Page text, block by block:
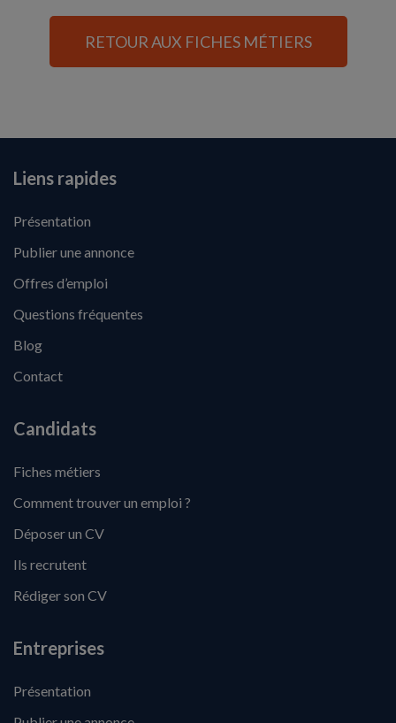
RETOUR AUX FICHES MÉTIERS
Liens rapides
Présentation
Publier une annonce
Offres d’emploi
Questions fréquentes
Blog
Contact
Candidats
Fiches métiers
Comment trouver un emploi ?
Déposer un CV
Ils recrutent
Rédiger son CV
Entreprises
Présentation